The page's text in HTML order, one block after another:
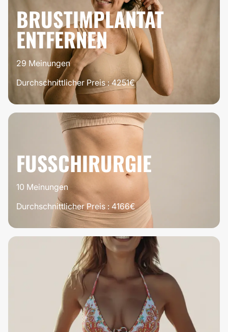
SICH
100%
BRUSTIMPLANTAT
ENTFERNEN
29 Meinungen
Durchschnittlicher Preis : 4251€
100%
FUSSCHIRURGIE
10 Meinungen
Durchschnittlicher Preis : 4166€